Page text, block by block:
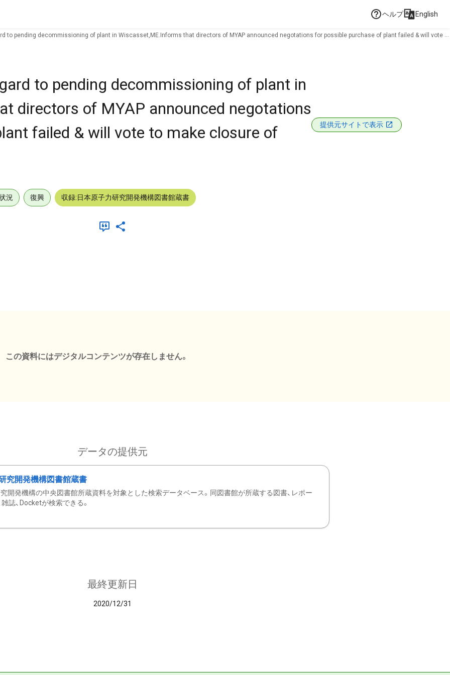
ヘルプ English
to pending decommissioning of plant in Wiscasset,ME.Informs that directors of MYAP announced negotations for possible purchase of plant failed & will vote to
to pending decommissioning of plant in
directors of MYAP announced negotations
failed & will vote to make closure of
提供元サイトで表示
況 復興 収録:日本原子力研究開発機構図書館蔵書
この資料にはデジタルコンテンツが存在しません。
データの提供元
究開発機構図書館蔵書
開発機構の中央図書館所蔵資料を対象とした検索データベース。同図書館が所蔵する図書、レポー
雑誌、Docketが検索できる。
最終更新日
2020/12/31